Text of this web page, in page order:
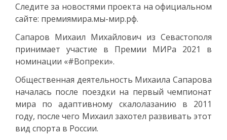
Следите за новостями проекта на официальном
сайте: премиямира.мы-мир.рф.
Сапаров Михаил Михайлович из Севастополя
принимает участие в Премии МИРа 2021 в
номинации «#Вопреки».
Общественная деятельность Михаила Сапарова
началась после поездки на первый чемпионат
мира по адаптивному скалолазанию в 2011
году, после чего Михаил захотел развивать этот
вид спорта в России.